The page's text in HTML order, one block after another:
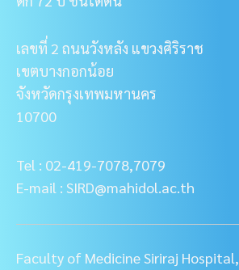
เลขที่ 2 ถนนวังหลัง แขวงศิริราช
เขตบางกอกน้อย
จังหวัดกรุงเทพมหานคร
10700
Tel : 02-419-7078,7079
E-mail : SIRD@mahidol.ac.th
Faculty of Medicine Siriraj Hospital,